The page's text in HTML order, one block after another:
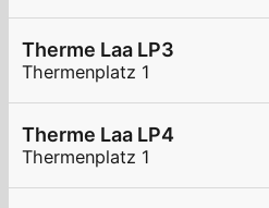
Therme Laa LP3
Thermenplatz 1
Therme Laa LP4
Thermenplatz 1